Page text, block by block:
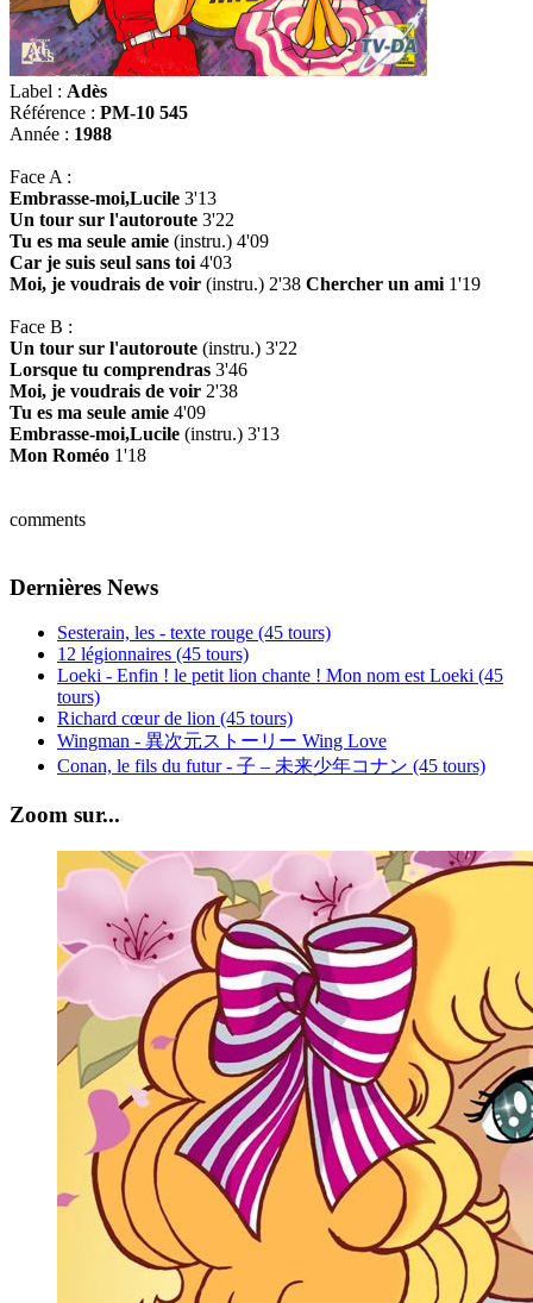
Label : Adès
Référence : PM-10 545
Année : 1988
Face A :
Embrasse-moi,Lucile 3'13
Un tour sur l'autoroute 3'22
Tu es ma seule amie (instru.) 4'09
Car je suis seul sans toi 4'03
Moi, je voudrais de voir (instru.) 2'38 Chercher un ami 1'19
Face B :
Un tour sur l'autoroute (instru.) 3'22
Lorsque tu comprendras 3'46
Moi, je voudrais de voir 2'38
Tu es ma seule amie 4'09
Embrasse-moi,Lucile (instru.) 3'13
Mon Roméo 1'18
comments
Dernières News
Sesterain, les - texte rouge (45 tours)
12 légionnaires (45 tours)
Loeki - Enfin ! le petit lion chante ! Mon nom est Loeki (45
tours)
Richard cœur de lion (45 tours)
Wingman - 異次元ストーリー Wing Love
Conan, le fils du futur - 子 – 未来少年コナン (45 tours)
Zoom sur...